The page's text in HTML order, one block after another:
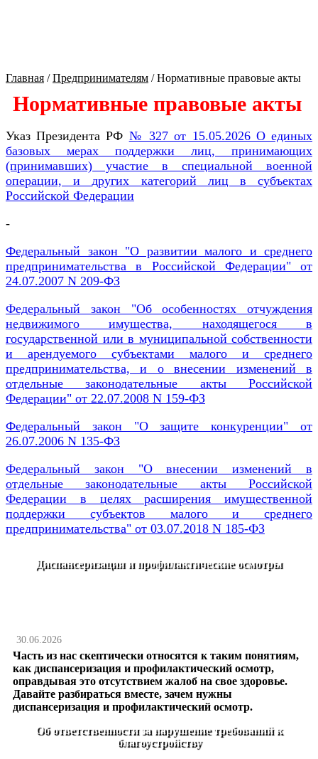
Главная /Предпринимателям /Нормативные правовые акты
Нормативные правовые акты
Указ Президента РФ № 327 от 15.05.2026 О единых
базовых мерах поддержки лиц, принимающих
(принимавших) участие в специальной военной
операции, и других категорий лиц в субъектах
Российской Федерации
-
Федеральный закон "О развитии малого и среднего
предпринимательства в Российской Федерации" от
24.07.2007 N 209-ФЗ
Федеральный закон "Об особенностях отчуждения
недвижимого имущества, находящегося в
государственной или в муниципальной собственности
и арендуемого субъектами малого и среднего
предпринимательства, и о внесении изменений в
отдельные законодательные акты Российской
Федерации" от 22.07.2008 N 159-ФЗ
Федеральный закон "О защите конкуренции" от
26.07.2006 N 135-ФЗ
Федеральный закон "О внесении изменений в
отдельные законодательные акты Российской
Федерации в целях расширения имущественной
поддержки субъектов малого и среднего
предпринимательства" от 03.07.2018 N 185-ФЗ
Диспансеризация и профилактические осмотры
30.06.2026
Часть из нас скептически относятся к таким понятиям,
как диспансеризация и профилактический осмотр,
оправдывая это отсутствием жалоб на свое здоровье.
Давайте разбираться вместе, зачем нужны
диспансеризация и профилактический осмотр.
Об ответственности за нарушение требований к
благоустройству